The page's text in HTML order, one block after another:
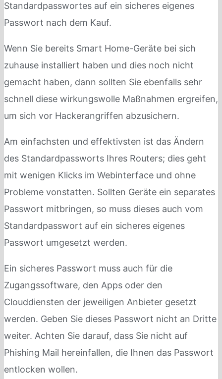
Standardpasswortes auf ein sicheres eigenes
Passwort nach dem Kauf.
Wenn Sie bereits Smart Home-Geräte bei sich
zuhause installiert haben und dies noch nicht
gemacht haben, dann sollten Sie ebenfalls sehr
schnell diese wirkungswolle Maßnahmen ergreifen,
um sich vor Hackerangriffen abzusichern.
Am einfachsten und effektivsten ist das Ändern
des Standardpassworts Ihres Routers; dies geht
mit wenigen Klicks im Webinterface und ohne
Probleme vonstatten. Sollten Geräte ein separates
Passwort mitbringen, so muss dieses auch vom
Standardpasswort auf ein sicheres eigenes
Passwort umgesetzt werden.
Ein sicheres Passwort muss auch für die
Zugangssoftware, den Apps oder den
Clouddiensten der jeweiligen Anbieter gesetzt
werden. Geben Sie dieses Passwort nicht an Dritte
weiter. Achten Sie darauf, dass Sie nicht auf
Phishing Mail hereinfallen, die Ihnen das Passwort
entlocken wollen.